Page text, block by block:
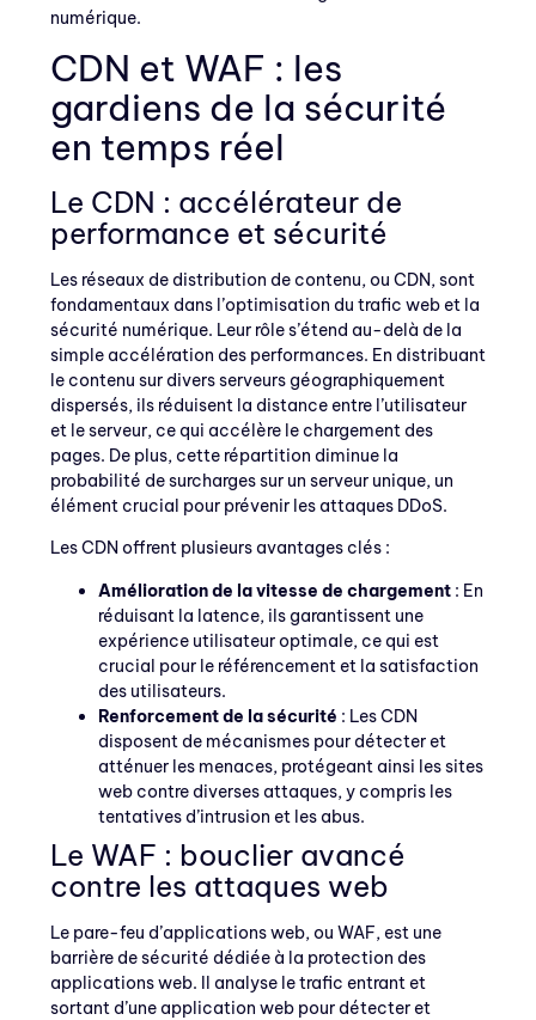
numérique.
CDN et WAF : les
gardiens de la sécurité
en temps réel
Le CDN : accélérateur de
performance et sécurité
Les réseaux de distribution de contenu, ou CDN, sont
fondamentaux dans l’optimisation du trafic web et la
sécurité numérique. Leur rôle s’étend au-delà de la
simple accélération des performances. En distribuant
le contenu sur divers serveurs géographiquement
dispersés, ils réduisent la distance entre l’utilisateur
et le serveur, ce qui accélère le chargement des
pages. De plus, cette répartition diminue la
probabilité de surcharges sur un serveur unique, un
élément crucial pour prévenir les attaques DDoS.
Les CDN offrent plusieurs avantages clés :
Amélioration de la vitesse de chargement : En
réduisant la latence, ils garantissent une
expérience utilisateur optimale, ce qui est
crucial pour le référencement et la satisfaction
des utilisateurs.
Renforcement de la sécurité : Les CDN
disposent de mécanismes pour détecter et
atténuer les menaces, protégeant ainsi les sites
web contre diverses attaques, y compris les
tentatives d’intrusion et les abus.
Le WAF : bouclier avancé
contre les attaques web
Le pare-feu d’applications web, ou WAF, est une
barrière de sécurité dédiée à la protection des
applications web. Il analyse le trafic entrant et
sortant d’une application web pour détecter et